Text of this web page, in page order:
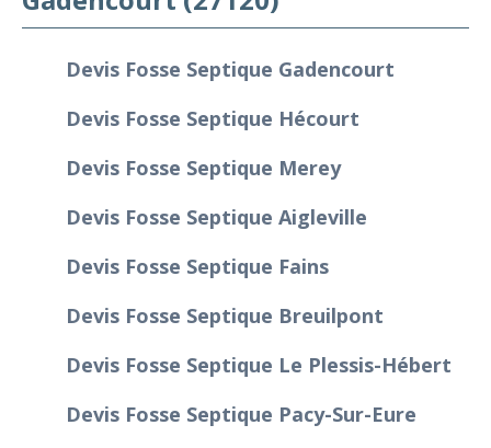
Devis Fosse Septique Gadencourt
Devis Fosse Septique Hécourt
Devis Fosse Septique Merey
Devis Fosse Septique Aigleville
Devis Fosse Septique Fains
Devis Fosse Septique Breuilpont
Devis Fosse Septique Le Plessis-Hébert
Devis Fosse Septique Pacy-Sur-Eure